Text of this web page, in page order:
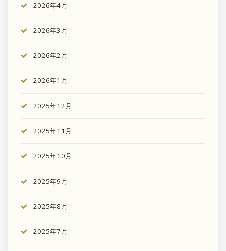
2026年4月
2026年3月
2026年2月
2026年1月
2025年12月
2025年11月
2025年10月
2025年9月
2025年8月
2025年7月